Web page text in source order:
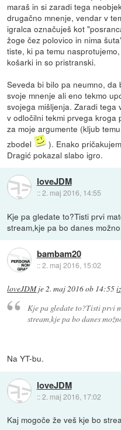
maraš in si zaradi tega
drugačno mnenje, vendar v
igralca označuješ kot
žoge čez polovico in nima
tiste, ki pa temu
košarki in so pristranski.
Seveda bi bilo pa neumno,
svoje mnenje ali eno tekmo
svojega mišljenja. Zaradi
v odločilni tekmi prvega kroga
za moje argumente (kljub
zbodel
). Enako
Dragić pokazal slabo igro.
loveJDM
::2. maj 2016, 14:55
Kje pa gledate to?Tisti prvi
stream,kje pa bo danes
bambam20
::2. maj 2016, 15:02
loveJDMje2. maj 2016 ob 14:55
Kje pa gledate to?Tisti prvi
stream,kje pa bo danes
Na YT-bu.
loveJDM
::2. maj 2016, 17:02
Kaj mogoče že veš kje bo